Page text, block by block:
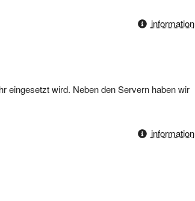
information
eingesetzt wird. Neben den Servern haben wir
information